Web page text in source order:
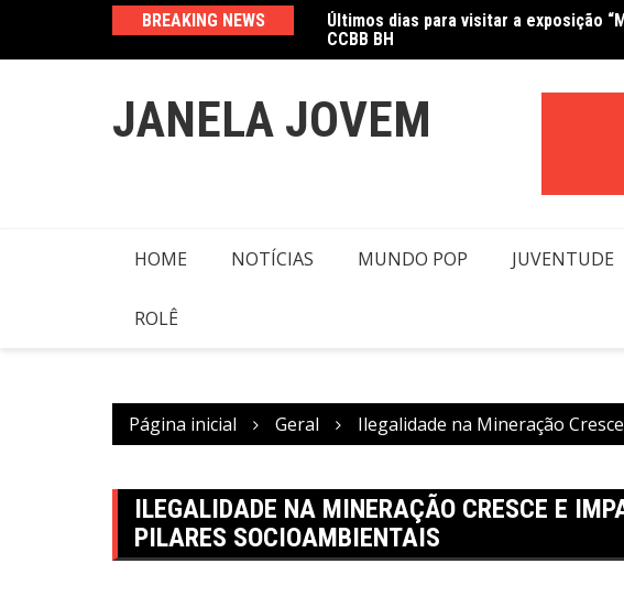
o
BREAKING NEWS
CCBB BH
Amanda Mangili transforma beleza e
JANELA JOVEM
HOME NOTÍCIAS MUNDO POP JUVENTUDE
ROLÊ
Página inicial Geral Ilegalidade na Mineração
ILEGALIDADE NA MINERAÇÃO CRESCE E
PILARES SOCIOAMBIENTAIS